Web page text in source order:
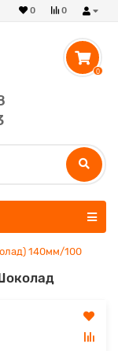
0
0
0
140мм/100